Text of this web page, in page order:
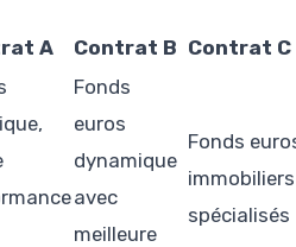
A Contrat B Contrat C
Fonds
euros
dynamique
avec
meilleure
Fonds
immobiliers
spécialisés